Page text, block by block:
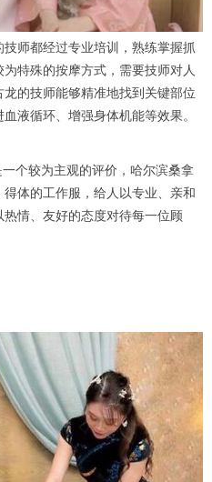
师都经过专业培训，熟练掌握抓
特殊的按摩方式，需要技师对人
的技师能够精准地找到关键部位
液循环、增强身体机能等效果。
个较为主观的评价，哈尔滨桑拿
体的工作服，给人以专业、亲和
情、友好的态度对待每一位顾